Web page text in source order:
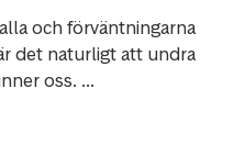
och förväntningarna
det naturligt att undra
oss. ...